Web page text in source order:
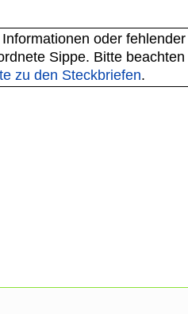
oder
Sippe. Bitte
zu den Steckbriefen.